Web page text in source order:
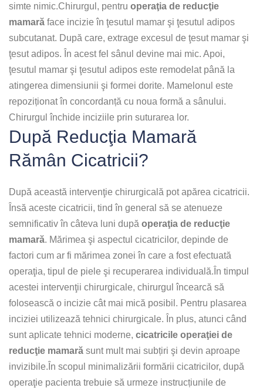
simte nimic.Chirurgul, pentru operaţia de reducţie
mamară face incizie în ţesutul mamar şi ţesutul adipos
subcutanat. După care, extrage excesul de ţesut mamar şi
ţesut adipos. În acest fel sânul devine mai mic. Apoi,
ţesutul mamar şi ţesutul adipos este remodelat până la
atingerea dimensiunii şi formei dorite. Mamelonul este
repoziționat în concordanță cu noua formă a sânului.
Chirurgul închide inciziile prin suturarea lor.
După Reducţia Mamară
Rămân Cicatricii?
După această intervenţie chirurgicală pot apărea cicatricii.
Însă aceste cicatricii, tind în general să se atenueze
semnificativ în câteva luni după operaţia de reducţie
mamară. Mărimea şi aspectul cicatricilor, depinde de
factori cum ar fi mărimea zonei în care a fost efectuată
operaţia, tipul de piele şi recuperarea individuală.În timpul
acestei intervenţii chirurgicale, chirurgul încearcă să
folosească o incizie cât mai mică posibil. Pentru plasarea
inciziei utilizează tehnici chirurgicale. În plus, atunci când
sunt aplicate tehnici moderne, cicatricile operaţiei de
reducţie mamară sunt mult mai subțiri şi devin aproape
invizibile.În scopul minimalizării formării cicatricilor, după
operaţie pacienta trebuie să urmeze instrucțiunile de